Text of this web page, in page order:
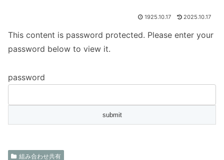
1925.10.17 2025.10.17
This content is password protected. Please enter your
password below to view it.
password
組み合わせ共有